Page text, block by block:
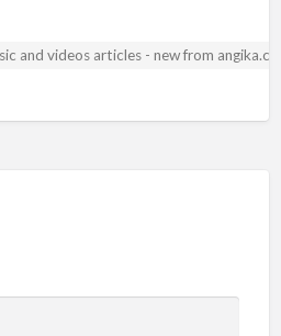
and videos articles - new from